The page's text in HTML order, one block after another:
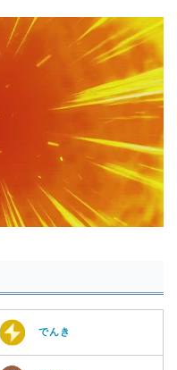
でんき